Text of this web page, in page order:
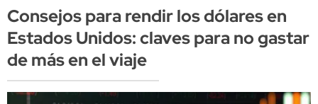
Consejos para rendir los dólares en
Estados Unidos: claves para no gastar
de más en el viaje